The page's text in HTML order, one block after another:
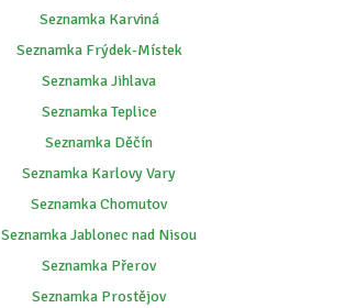
Seznamka Karviná
Seznamka Frýdek-Místek
Seznamka Jihlava
Seznamka Teplice
Seznamka Děčín
Seznamka Karlovy Vary
Seznamka Chomutov
Seznamka Jablonec nad Nisou
Seznamka Přerov
Seznamka Prostějov